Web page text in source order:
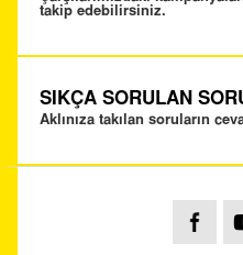
takip edebilirsiniz.
SIKÇA SORULAN
Aklınıza takılan soruların